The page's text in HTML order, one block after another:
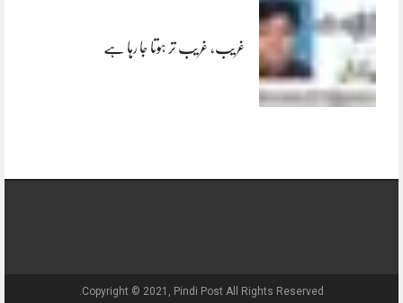
غریب، غریب تر ہوتا جا رہا ہے
Copyright © 2021, Pindi Post All Rights Reserved.